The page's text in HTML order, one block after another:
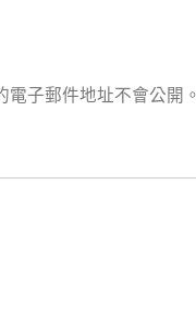
電子郵件地址不會公開。